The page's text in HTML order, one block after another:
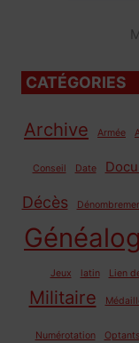
CATÉGORIES
Archive Armée
Conseil Date
Décès
Jeux latin Lien
Militaire
Numérotation Optants